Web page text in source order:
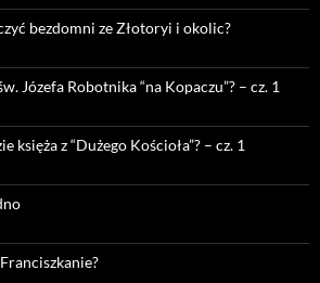
bezdomni ze Złotoryi i okolic?
Józefa Robotnika “na Kopaczu”? – cz. 1
księża z “Dużego Kościoła”? – cz. 1